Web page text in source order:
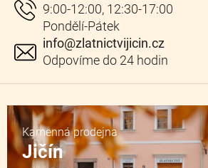
info@zlatnictvijicin.cz
Kamenná prodejna
Jičín